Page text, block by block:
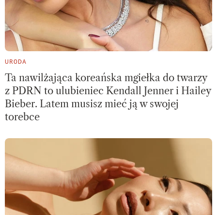
URODA
Ta nawilżająca koreańska mgiełka do twarzy
z PDRN to ulubieniec Kendall Jenner i Hailey
Bieber. Latem musisz mieć ją w swojej
torebce